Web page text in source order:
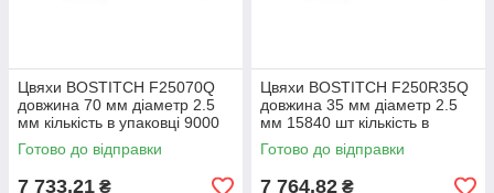
Цвяхи BOSTITCH F25070Q
довжина 70 мм діаметр 2.5
мм кількість в упаковці 9000
шт. вага упаковки 25.3 кг
Готово до відправки
7 733,21 ₴
Цвяхи BOSTITCH F250R35Q
довжина 35 мм діаметр 2.5
мм 15840 шт кількість в
упаковці вага 23.00 кг
Готово до відправки
7 764,82 ₴